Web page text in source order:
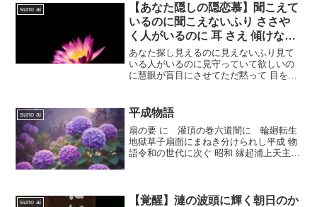
suno ai
【あなた隠しの隠恋慕】聞こえて
いるのに聞こえないふり ささや
く人がいるのに 耳 さえ 傾けない
ただ黙って聞いていたいのに 饒
舌が 寡黙を守っている
あなた探し見えるのに見えないふり見て
いる人がいるのに見守っていて欲しいの
に慧眼が盲目にさせてただ黙って 目を伏
ふり無関心尊重が無視を装っている話せ
るのに 話せないふり話...
suno ai 平成物語
扇の要 に 灌頂の巻六道闇に 輪廻転生
地獄草子扇面にまねき分けられし平成 物
語令和の世代に次ぐ 昭和 縁起浦上天主の
如し強きも弱き...
suno ai
【覚醒】漣の波頭に輝く朝日のか